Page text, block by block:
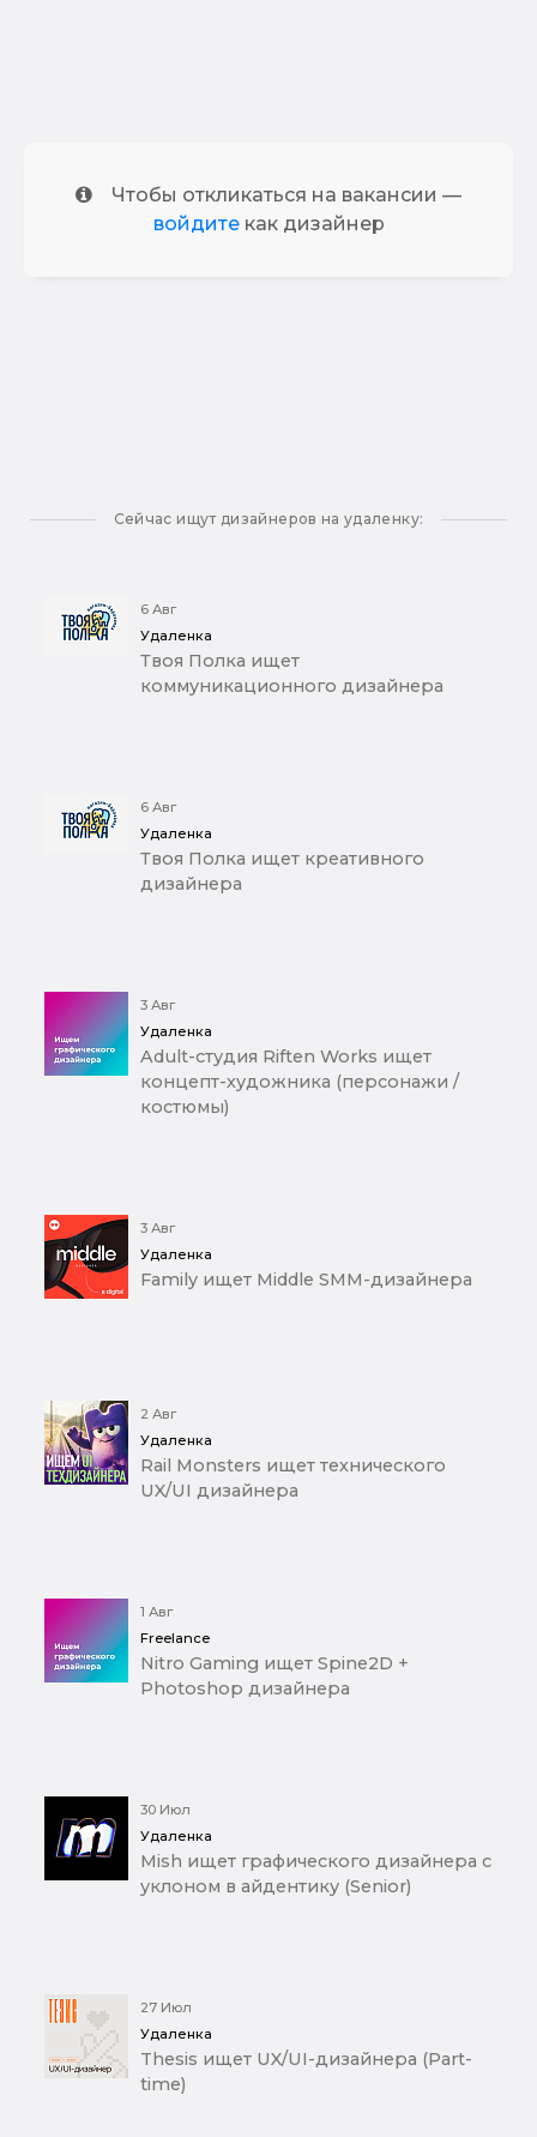
Чтобы откликаться на вакансии —
войдитекак дизайнер
Сейчас ищут дизайнеров на удаленку:
6 Авг
Удаленка
Твоя Полка ищет
коммуникационного дизайнера
6 Авг
Удаленка
Твоя Полка ищет креативного
дизайнера
3 Авг
Удаленка
Adult-студия Riften Works ищет
концепт-художника (персонажи /
костюмы)
3 Авг
Удаленка
Family ищет Middle SMM-дизайнера
2 Авг
Удаленка
Rail Monsters ищет технического
UX/UI дизайнера
1 Авг
Freelance
Nitro Gaming ищет Spine2D +
Photoshop дизайнера
30 Июл
Удаленка
Mish ищет графического дизайнера с
уклоном в айдентику (Senior)
27 Июл
Удаленка
Thesis ищет UX/UI-дизайнера (Part-
time)